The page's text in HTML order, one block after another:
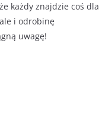
każdy znajdzie coś dla
i odrobinę
uwagę!